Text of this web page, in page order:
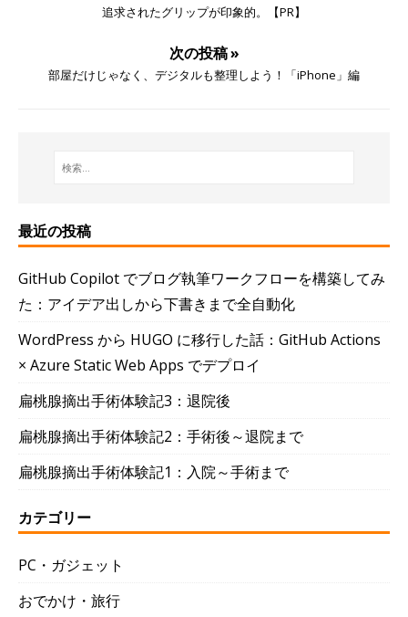
追求されたグリップが印象的。【PR】
次の投稿 »
部屋だけじゃなく、デジタルも整理しよう！「iPhone」編
最近の投稿
GitHub Copilot でブログ執筆ワークフローを構築してみ
た：アイデア出しから下書きまで全自動化
WordPress から HUGO に移行した話：GitHub Actions
× Azure Static Web Apps でデプロイ
扁桃腺摘出手術体験記3：退院後
扁桃腺摘出手術体験記2：手術後～退院まで
扁桃腺摘出手術体験記1：入院～手術まで
カテゴリー
PC・ガジェット
おでかけ・旅行